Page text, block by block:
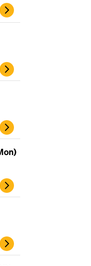
Ipsum has been the
text ever since
it to make a
leap into electronic